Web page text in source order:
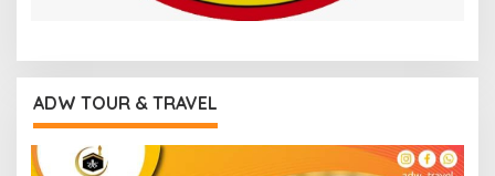
ADW TOUR & TRAVEL